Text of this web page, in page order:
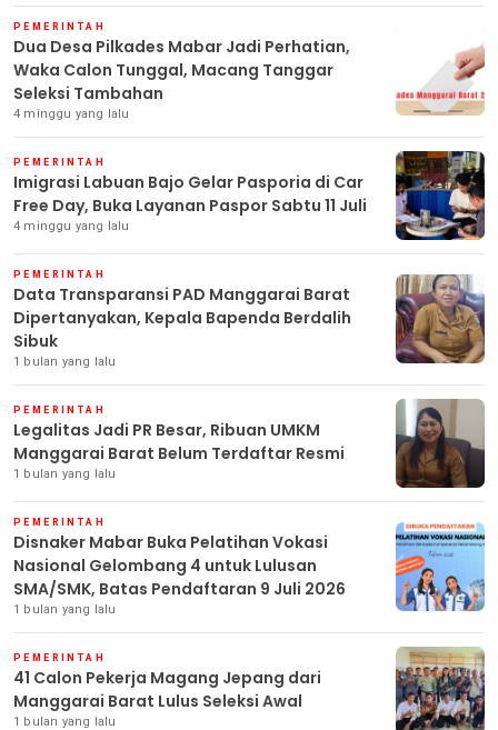
PEMERINTAH
Dua Desa Pilkades Mabar Jadi Perhatian,
Waka Calon Tunggal, Macang Tanggar
Seleksi Tambahan
4 minggu yang lalu
PEMERINTAH
Imigrasi Labuan Bajo Gelar Pasporia di Car
Free Day, Buka Layanan Paspor Sabtu 11 Juli
4 minggu yang lalu
PEMERINTAH
Data Transparansi PAD Manggarai Barat
Dipertanyakan, Kepala Bapenda Berdalih
Sibuk
1 bulan yang lalu
PEMERINTAH
Legalitas Jadi PR Besar, Ribuan UMKM
Manggarai Barat Belum Terdaftar Resmi
1 bulan yang lalu
PEMERINTAH
Disnaker Mabar Buka Pelatihan Vokasi
Nasional Gelombang 4 untuk Lulusan
SMA/SMK, Batas Pendaftaran 9 Juli 2026
1 bulan yang lalu
PEMERINTAH
41 Calon Pekerja Magang Jepang dari
Manggarai Barat Lulus Seleksi Awal
1 bulan yang lalu